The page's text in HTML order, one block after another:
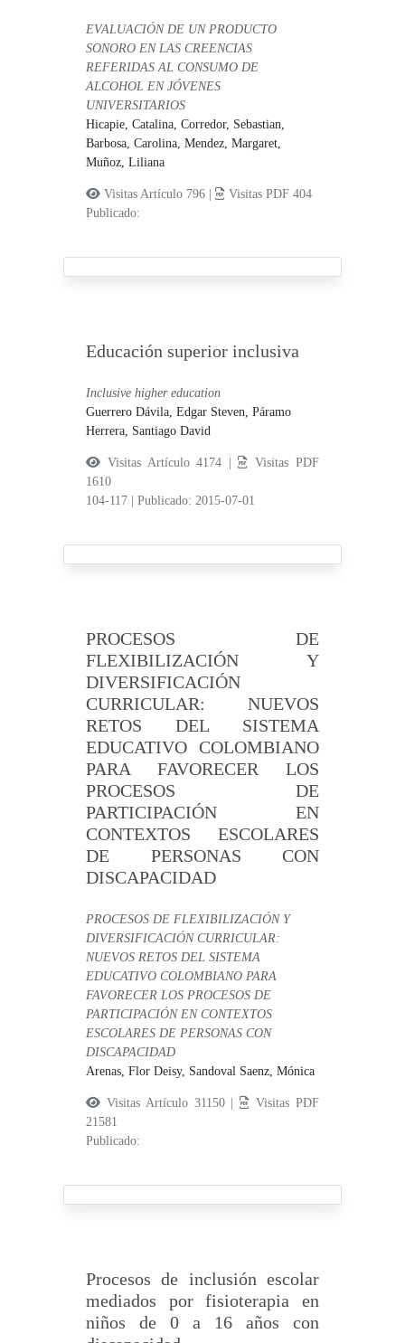
EVALUACIÓN DE UN PRODUCTO
SONORO EN LAS CREENCIAS
REFERIDAS AL CONSUMO DE
ALCOHOL EN JÓVENES
UNIVERSITARIOS
Hicapie, Catalina,Corredor, Sebastian,
Barbosa, Carolina,Mendez, Margaret,
Muñoz, Liliana
Visitas Artículo 796 |
Visitas PDF 404
Publicado:
Educación superior inclusiva
Inclusive higher education
Guerrero Dávila, Edgar Steven,Páramo
Herrera, Santiago David
Visitas Artículo 4174 |
Visitas PDF
1610
104-117
|Publicado: 2015-07-01
PROCESOS DE
FLEXIBILIZACIÓN Y
DIVERSIFICACIÓN
CURRICULAR: NUEVOS
RETOS DEL SISTEMA
EDUCATIVO COLOMBIANO
PARA FAVORECER LOS
PROCESOS DE
PARTICIPACIÓN EN
CONTEXTOS ESCOLARES
DE PERSONAS CON
DISCAPACIDAD
PROCESOS DE FLEXIBILIZACIÓN Y
DIVERSIFICACIÓN CURRICULAR:
NUEVOS RETOS DEL SISTEMA
EDUCATIVO COLOMBIANO PARA
FAVORECER LOS PROCESOS DE
PARTICIPACIÓN EN CONTEXTOS
ESCOLARES DE PERSONAS CON
DISCAPACIDAD
Arenas, Flor Deisy, Sandoval Saenz, Mónica
Visitas Artículo 31150 |
Visitas PDF
21581
Publicado:
Procesos de inclusión escolar
mediados por fisioterapia en
niños de 0 a 16 años con